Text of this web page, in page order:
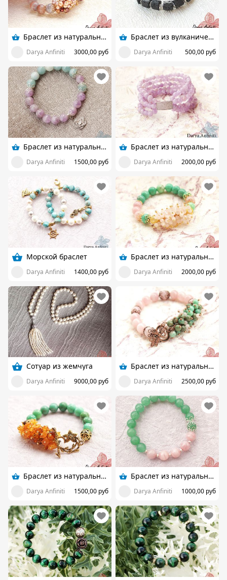
Браслет из натуральных камней
Darya Anfiniti 3000,00 руб
Браслет из вулканической лавы
Darya Anfiniti 500,00 руб
Браслет из натуральных камней
Darya Anfiniti 1500,00 руб
Браслет из натуральных камней
Darya Anfiniti 2000,00 руб
Морской браслет
Darya Anfiniti 1400,00 руб
Браслет из натуральных камней
Darya Anfiniti 2000,00 руб
Сотуар из жемчуга
Darya Anfiniti 9000,00 руб
Браслет из натуральных камней
Darya Anfiniti 2500,00 руб
Браслет из натуральных камней
Darya Anfiniti 1500,00 руб
Браслет из натуральных камней
Darya Anfiniti 1000,00 руб